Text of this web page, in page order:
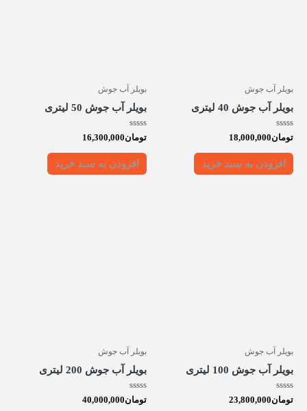
بویلر آب جوش
بویلر آب جوش 40 لیتری
امتیاز
0
از
تومان18,000,000
افزودن به سبد خرید
بویلر آب جوش
بویلر آب جوش 50 لیتری
امتیاز
0
از
تومان16,300,000
افزودن به سبد خرید
بویلر آب جوش
بویلر آب جوش 100 لیتری
امتیاز
0
تومان23,800,000
بویلر آب جوش
بویلر آب جوش 200 لیتری
امتیاز
0
تومان40,000,000